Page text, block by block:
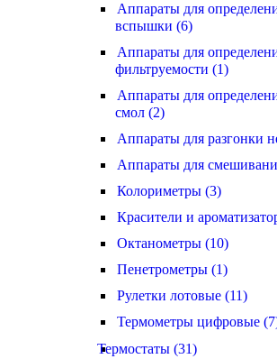
Аппараты для
вспышки (6)
Аппараты для
фильтруемости (1)
Аппараты для
смол (2)
Аппараты для разгонки
Аппараты для
Колориметры (3)
Красители и
Октанометры (10)
Пенетрометры (1)
Рулетки лотовые (11)
Термометры цифровые
Термостаты (31)